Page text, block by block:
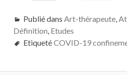
Publié dans Art-thérapeute,
Définition Etudes
EtiquetéCOVID-19